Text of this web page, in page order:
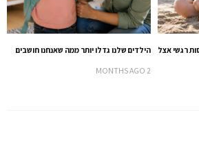
הילדים שלנו גדלו יותר ממה שאנחנו חושבים
2 MONTHS AGO
רגשי אצל